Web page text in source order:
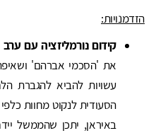
הזדמנויות:
קידום נורמליזציה עם
את 'הסכמי אברהם'
עשויות להביא להגברת
הסעודית לנקוט מחוות
באיראן, יתכן שהממשל